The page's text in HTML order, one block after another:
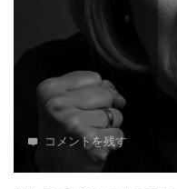
こ
と"
｜
慢
性
腎
コメントを残す